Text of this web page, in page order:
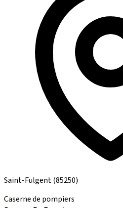
Saint-Fulgent(85250)
Caserne de pompiers